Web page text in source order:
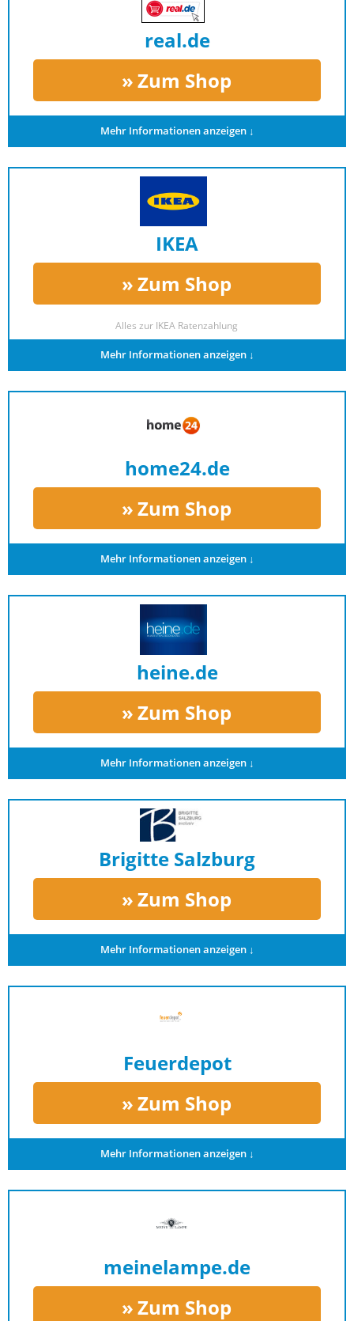
real.de
Zum Shop
Mehr Informationen anzeigen ↓
IKEA
Zum Shop
Alles zur IKEA Ratenzahlung
Mehr Informationen anzeigen ↓
home24.de
Zum Shop
Mehr Informationen anzeigen ↓
heine.de
Zum Shop
Mehr Informationen anzeigen ↓
Brigitte Salzburg
Zum Shop
Mehr Informationen anzeigen ↓
Feuerdepot
Zum Shop
Mehr Informationen anzeigen ↓
meinelampe.de
Zum Shop